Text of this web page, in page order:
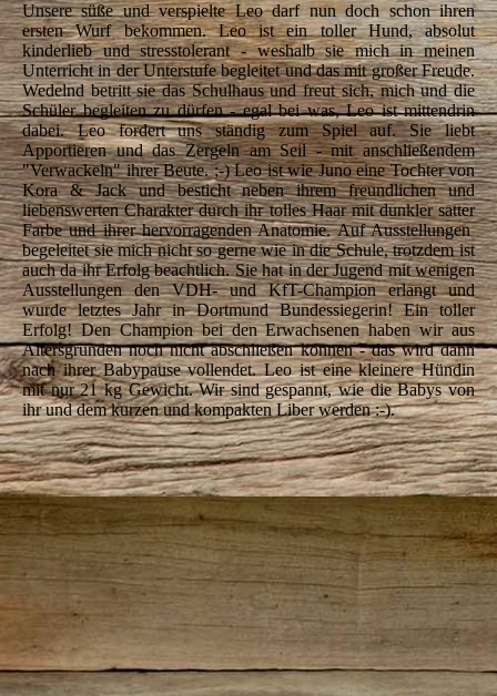
Unsere süße und verspielte Leo darf nun doch schon ihren
ersten Wurf bekommen. Leo ist ein toller Hund, absolut
kinderlieb und stresstolerant - weshalb sie mich in meinen
Unterricht in der Unterstufe begleitet und das mit großer Freude.
Wedelnd betritt sie das Schulhaus und freut sich, mich und die
Schüler begleiten zu dürfen - egal bei was, Leo ist mittendrin
dabei. Leo fordert uns ständig zum Spiel auf. Sie liebt
Apportieren und das Zergeln am Seil - mit anschließendem
"Verwackeln" ihrer Beute. ;-) Leo ist wie Juno eine Tochter von
Kora & Jack und besticht neben ihrem freundlichen und
liebenswerten Charakter durch ihr tolles Haar mit dunkler satter
Farbe und ihrer hervorragenden Anatomie. Auf Ausstellungen
begeleitet sie mich nicht so gerne wie in die Schule, trotzdem ist
auch da ihr Erfolg beachtlich. Sie hat in der Jugend mit wenigen
Ausstellungen den VDH- und KfT-Champion erlangt und
wurde letztes Jahr in Dortmund Bundessiegerin! Ein toller
Erfolg! Den Champion bei den Erwachsenen haben wir aus
Altersgründen noch nicht abschließen können - das wird dann
nach ihrer Babypause vollendet. Leo ist eine kleinere Hündin
mit nur 21 kg Gewicht. Wir sind gespannt, wie die Babys von
ihr und dem kurzen und kompakten Liber werden :-).